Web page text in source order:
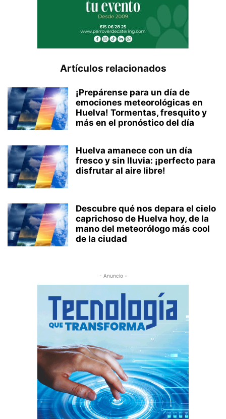
Artículos relacionados
¡Prepárense para un día de
emociones meteorológicas en
Huelva! Tormentas, fresquito y
más en el pronóstico del día
Huelva amanece con un día
fresco y sin lluvia: ¡perfecto para
disfrutar al aire libre!
Descubre qué nos depara el cielo
caprichoso de Huelva hoy, de la
mano del meteorólogo más cool
de la ciudad
- Anuncio -